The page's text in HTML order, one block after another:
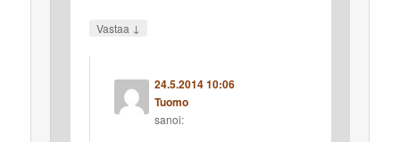
Vastaa ↓
24.5.2014 10:06
Tuomo
sanoi: